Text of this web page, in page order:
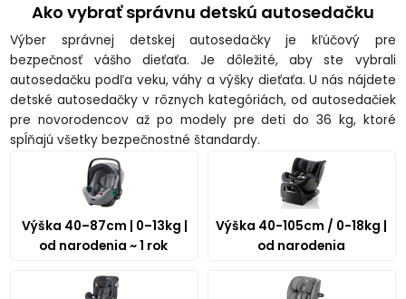
Ako vybrať správnu detskú autosedačku
Výber správnej detskej autosedačky je kľúčový pre
bezpečnosť vášho dieťaťa. Je dôležité, aby ste vybrali
autosedačku podľa veku, váhy a výšky dieťaťa. U nás nájdete
detské autosedačky v rôznych kategóriách, od autosedačiek
pre novorodencov až po modely pre deti do 36 kg, ktoré
spĺňajú všetky bezpečnostné štandardy.
Výška 40–87cm | 0–13kg |
od narodenia ~ 1 rok
Výška 40-105cm / 0-18kg |
od narodenia